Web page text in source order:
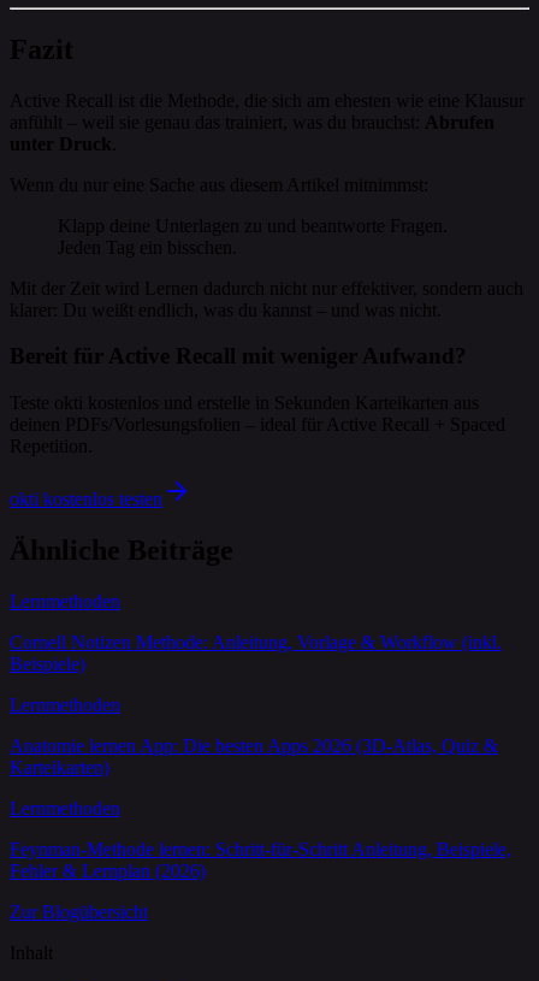
Fazit
Active Recall ist die Methode, die sich am ehesten wie eine Klausur
anfühlt – weil sie genau das trainiert, was du brauchst:
Abrufen
unter Druck
Wenn du nur eine Sache aus diesem Artikel mitnimmst:
Klapp deine Unterlagen zu und beantworte Fragen.
Jeden Tag ein bisschen.
Mit der Zeit wird Lernen dadurch nicht nur effektiver, sondern auch
klarer: Du weißt endlich, was du kannst – und was nicht.
Bereit für Active Recall mit weniger Aufwand?
Teste okti kostenlos und erstelle in Sekunden Karteikarten aus
deinen PDFs/Vorlesungsfolien – ideal für Active Recall + Spaced
Repetition.
okti kostenlos testen
Ähnliche Beiträge
Lernmethoden
Cornell Notizen Methode: Anleitung, Vorlage & Workflow (inkl.
Beispiele)
Lernmethoden
Anatomie lernen App: Die besten Apps 2026 (3D-Atlas, Quiz &
Karteikarten)
Lernmethoden
Feynman-Methode lernen: Schritt-für-Schritt Anleitung, Beispiele,
Fehler & Lernplan (2026)
Zur Blogübersicht
Inhalt